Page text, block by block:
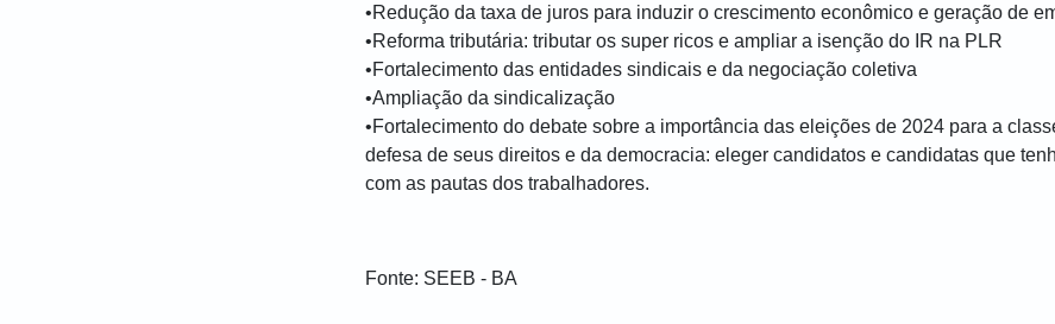
•Redução da taxa de juros para induzir o crescimento econômico e geração de
•Reforma tributária: tributar os super ricos e ampliar a isenção do IR na PLR
•Fortalecimento das entidades sindicais e da negociação coletiva
•Ampliação da sindicalização
•Fortalecimento do debate sobre a importância das eleições de 2024 para a
defesa de seus direitos e da democracia: eleger candidatos e candidatas que
com as pautas dos trabalhadores.
Fonte: SEEB - BA